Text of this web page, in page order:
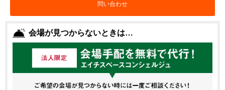
問い合わせ
会場が見つからないときは…